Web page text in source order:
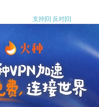
支持[0] 反对[0]
支持[0] 反对